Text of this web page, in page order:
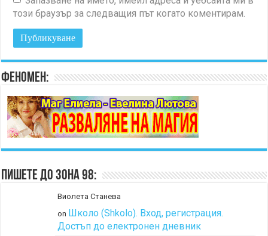
този браузър за следващия път когато коментирам.
Феномен:
Пишете до Зона 98:
Виолета Станева
on Школо (Shkolo). Вход, регистрация.
Достъп до електронен дневник